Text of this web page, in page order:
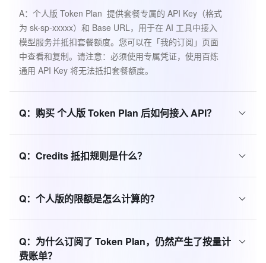
A：个人版 Token Plan  提供套餐专属的 API Key（格式
为 sk-sp-xxxxx）和 Base URL，用于在 AI 工具中接入
模型服务并抵扣套餐额度。您可以在「我的订阅」页面
中查看和复制。请注意：必须使用专属凭证，使用百炼
通用 API Key 将无法抵扣套餐额度。
Q： 购买 个人版 Token Plan 后如何接入 API？
Q： Credits 抵扣规则是什么？
Q： 个人版的限额是怎么计算的？
Q： 为什么订阅了 Token Plan，仍然产生了按量计
费账单？